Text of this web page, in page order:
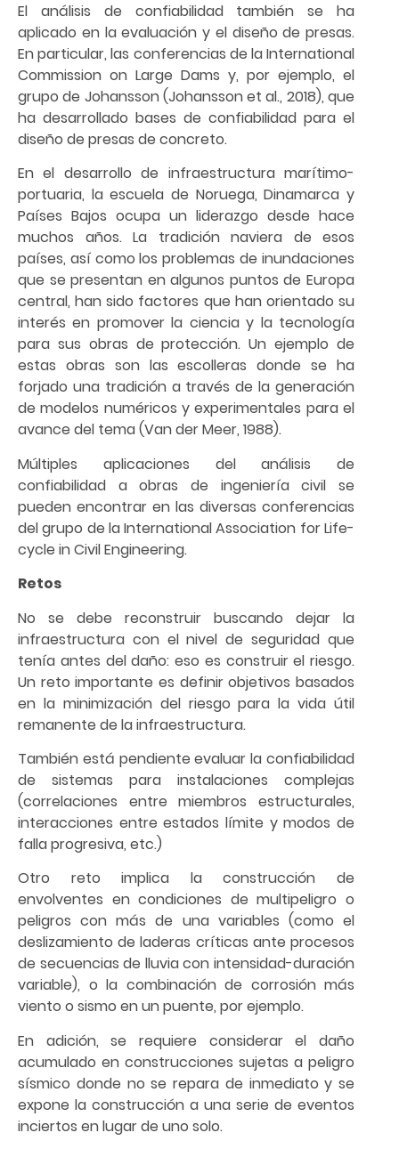
El análisis de confiabilidad también se ha
aplicado en la evaluación y el diseño de presas.
En particular, las conferencias de la International
Commission on Large Dams y, por ejemplo, el
grupo de Johansson (Johansson et al., 2018), que
ha desarrollado bases de confiabilidad para el
diseño de presas de concreto.
En el desarrollo de infraestructura marítimo-
portuaria, la escuela de Noruega, Dinamarca y
Países Bajos ocupa un liderazgo desde hace
muchos años. La tradición naviera de esos
países, así como los problemas de inundaciones
que se presentan en algunos puntos de Europa
central, han sido factores que han orientado su
interés en promover la ciencia y la tecnología
para sus obras de protección. Un ejemplo de
estas obras son las escolleras donde se ha
forjado una tradición a través de la generación
de modelos numéricos y experimentales para el
avance del tema (Van der Meer, 1988).
Múltiples aplicaciones del análisis de
confiabilidad a obras de ingeniería civil se
pueden encontrar en las diversas conferencias
del grupo de la International Association for Life-
cycle in Civil Engineering.
Retos
No se debe reconstruir buscando dejar la
infraestructura con el nivel de seguridad que
tenía antes del daño: eso es construir el riesgo.
Un reto importante es definir objetivos basados
en la minimización del riesgo para la vida útil
remanente de la infraestructura.
También está pendiente evaluar la confiabilidad
de sistemas para instalaciones complejas
(correlaciones entre miembros estructurales,
interacciones entre estados límite y modos de
falla progresiva, etc.)
Otro reto implica la construcción de
envolventes en condiciones de multipeligro o
peligros con más de una variables (como el
deslizamiento de laderas críticas ante procesos
de secuencias de lluvia con intensidad-duración
variable), o la combinación de corrosión más
viento o sismo en un puente, por ejemplo.
En adición, se requiere considerar el daño
acumulado en construcciones sujetas a peligro
sísmico donde no se repara de inmediato y se
expone la construcción a una serie de eventos
inciertos en lugar de uno solo.